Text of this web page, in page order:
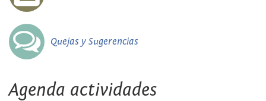
Quejas y Sugerencias
Agenda actividades